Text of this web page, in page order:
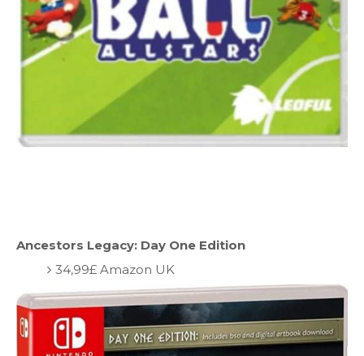
Ancestors Legacy: Day One Edition
34,99£ Amazon UK